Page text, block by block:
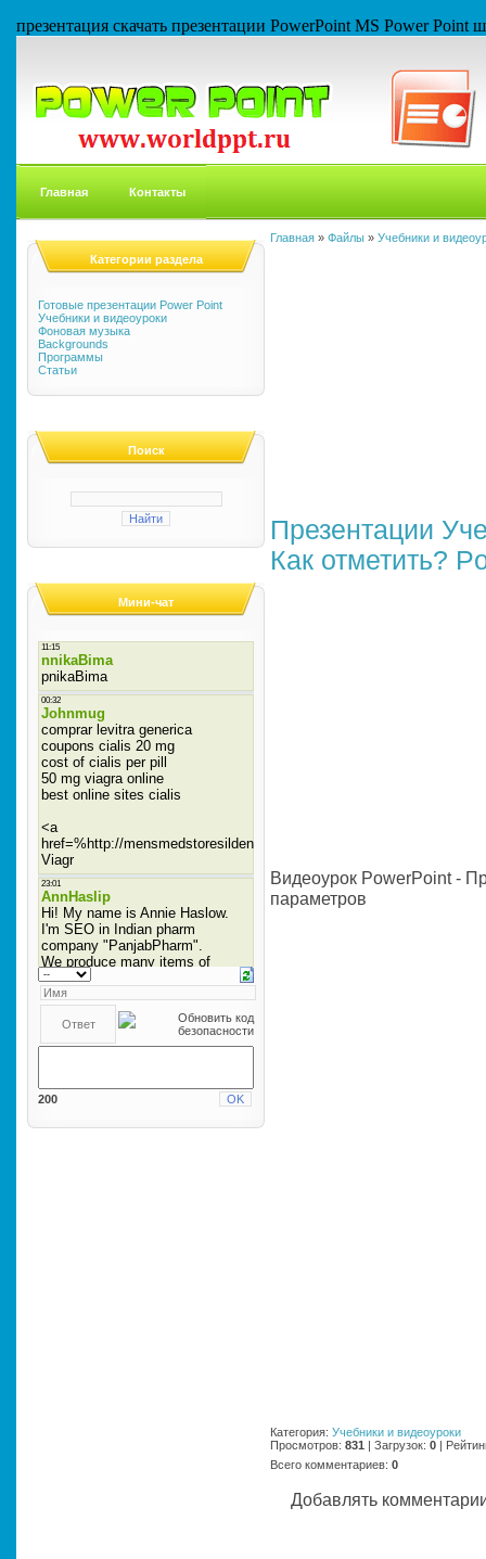
презентация скачать презентации PowerPoint MS Power
Главная Контакты
Категории раздела
Готовые презентации Power Point
Учебники и видеоуроки
Фоновая музыка
Backgrounds
Программы
Статьи
Поиск
Мини-чат
200
Главная » Файлы » Учебники и
Презентации
Как отметить?
Видеоурок PowerPoint -
параметров
Категория: Учебники и видеоуроки
Просмотров: 831 | Загрузок: 0 |
Всего комментариев: 0
Добавлять